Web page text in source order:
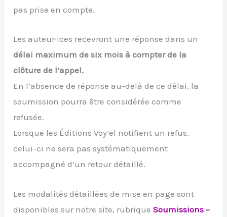
pas prise en compte.
Les auteur·ices recevront une réponse dans un
délai maximum de six mois à compter de la
clôture de l’appel.
En l’absence de réponse au-delà de ce délai, la
soumission pourra être considérée comme
refusée.
Lorsque les Éditions Voy’el notifient un refus,
celui-ci ne sera pas systématiquement
accompagné d’un retour détaillé.
Les modalités détaillées de mise en page sont
disponibles sur notre site, rubriqueSoumissions –